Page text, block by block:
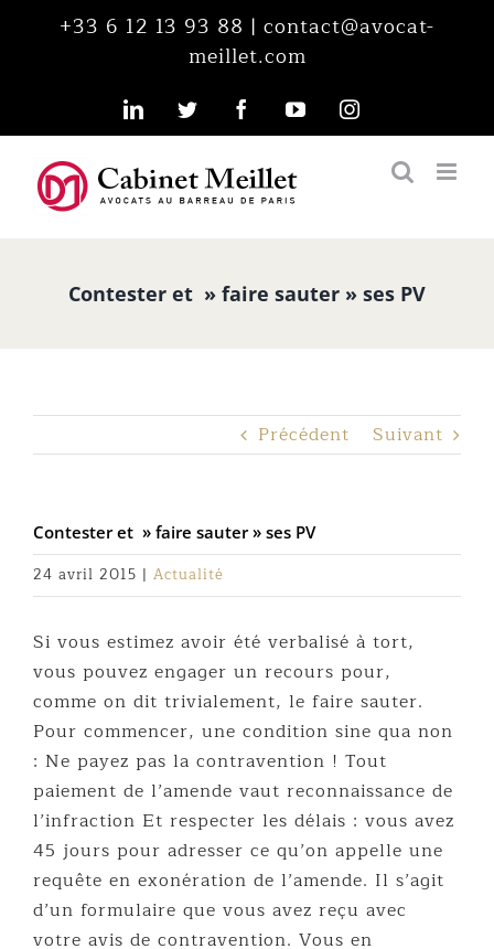
+33 6 12 13 93 88 | contact@avocat-
meillet.com
LinkedInTwitter FacebookYouTubeInstagram
Contester et » faire sauter » ses PV
Précédent Suivant
Contester et » faire sauter » ses PV
24 avril 2015 | Actualité
Si vous estimez avoir été verbalisé à tort,
vous pouvez engager un recours pour,
comme on dit trivialement, le faire sauter.
Pour commencer, une condition sine qua non
: Ne payez pas la contravention ! Tout
paiement de l’amende vaut reconnaissance de
l’infraction Et respecter les délais : vous avez
45 jours pour adresser ce qu’on appelle une
requête en exonération de l’amende. Il s’agit
d’un formulaire que vous avez reçu avec
votre avis de contravention. Vous en